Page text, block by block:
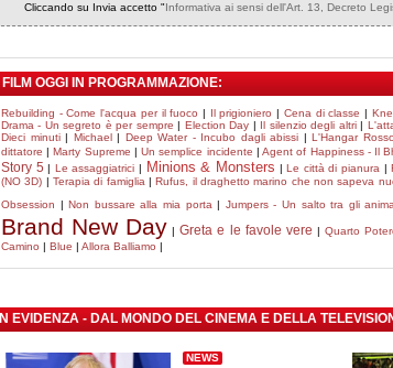
Cliccando su Invia accetto "Informativa ai sensi dell'Art. 13, Decreto
I FILM OGGI IN PROGRAMMAZIONE:
Rebuilding - Come l'acqua per il fuoco | Il prigioniero | Cena di classe |
Drama - Un segreto è per sempre | Election Day | Il silenzio degli altri|
Dieci minuti| Michael| Deep Water - Incubo dagli abissi |L'Hangar Rosso
dittatore |Marty Supreme |Un semplice incidente |Agent of Happiness - Il
Story 5 | Le assaggiatrici | Minions & Monsters |Le città di pianura |
(NO 3D) |Terapia di famiglia |Rufus, il draghetto marino che non sapeva
Obsession |Non bussare alla mia porta | Jumpers - Un salto tra gli
Brand New Day |Greta e le favole vere | Quarto
Camino | Blue | Allora Balliamo |
IN EVIDENZA - DAL MONDO DEL CINEMA E DELLA
NEWS